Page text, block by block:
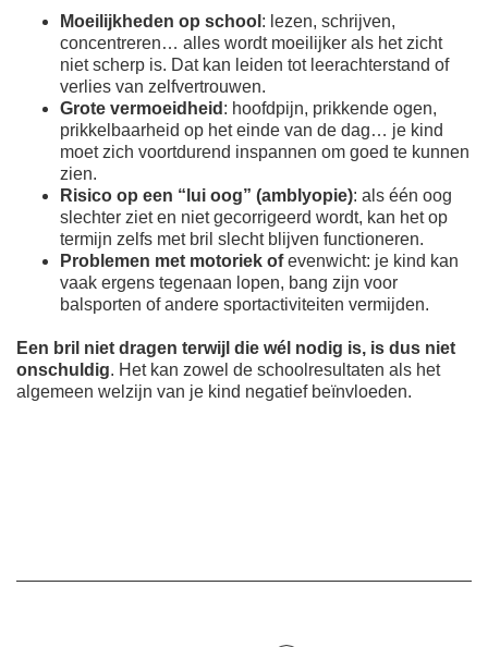
Moeilijkheden op school : lezen, schrijven,
concentreren… alles wordt moeilijker als het zicht
niet scherp is. Dat kan leiden tot leerachterstand of
verlies van zelfvertrouwen.
Grote vermoeidheid : hoofdpijn, prikkende ogen,
prikkelbaarheid op het einde van de dag… je kind
moet zich voortdurend inspannen om goed te kunnen
zien.
Risico op een “lui oog” (amblyopie): als één oog
slechter ziet en niet gecorrigeerd wordt, kan het op
termijn zelfs met bril slecht blijven functioneren.
Problemen met motoriek ofevenwicht: je kind kan
vaak ergens tegenaan lopen, bang zijn voor
balsporten of andere sportactiviteiten vermijden.
Een bril niet dragen terwijl die wél nodig is, is dus niet
onschuldig. Het kan zowel de schoolresultaten als het
algemeen welzijn van je kind negatief beïnvloeden.